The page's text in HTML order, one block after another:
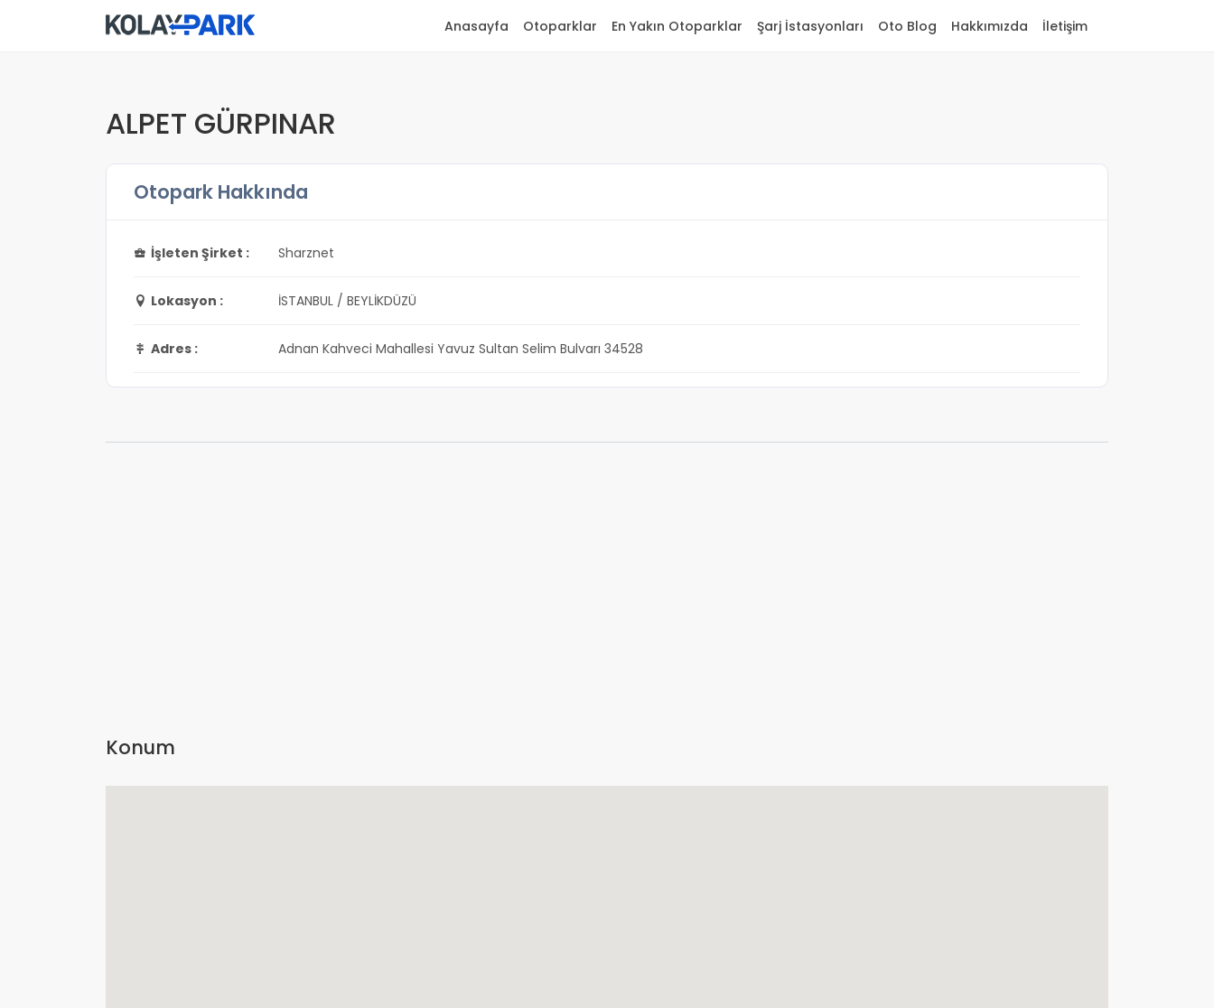
Anasayfa Otoparklar En Yakın Otoparklar Şarj İstasyonları Oto Blog Hakkımızda İletişim
ALPET GÜRPINAR
Otopark Hakkında
İşleten Şirket : Sharznet
Lokasyon : İSTANBUL / BEYLİKDÜZÜ
Adres : Adnan Kahveci Mahallesi Yavuz Sultan Selim Bulvarı 34528
Konum